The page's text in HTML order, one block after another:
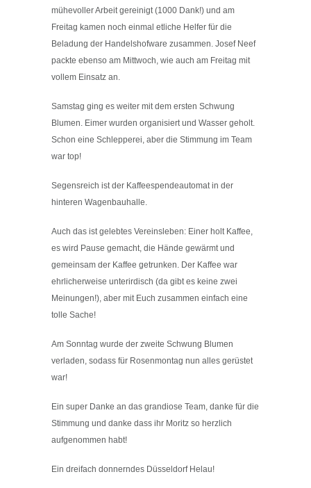
mühevoller Arbeit gereinigt (1000 Dank!) und am
Freitag kamen noch einmal etliche Helfer für die
Beladung der Handelshofware zusammen. Josef Neef
packte ebenso am Mittwoch, wie auch am Freitag mit
vollem Einsatz an.
Samstag ging es weiter mit dem ersten Schwung
Blumen. Eimer wurden organisiert und Wasser geholt.
Schon eine Schlepperei, aber die Stimmung im Team
war top!
Segensreich ist der Kaffeespendeautomat in der
hinteren Wagenbauhalle.
Auch das ist gelebtes Vereinsleben: Einer holt Kaffee,
es wird Pause gemacht, die Hände gewärmt und
gemeinsam der Kaffee getrunken. Der Kaffee war
ehrlicherweise unterirdisch (da gibt es keine zwei
Meinungen!), aber mit Euch zusammen einfach eine
tolle Sache!
Am Sonntag wurde der zweite Schwung Blumen
verladen, sodass für Rosenmontag nun alles gerüstet
war!
Ein super Danke an das grandiose Team, danke für die
Stimmung und danke dass ihr Moritz so herzlich
aufgenommen habt!
Ein dreifach donnerndes Düsseldorf Helau!